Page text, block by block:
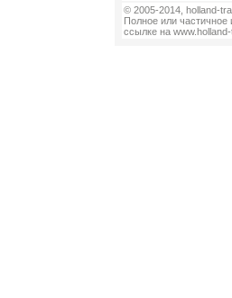
© 2005-2014, holland-
Полное или
ссылке на